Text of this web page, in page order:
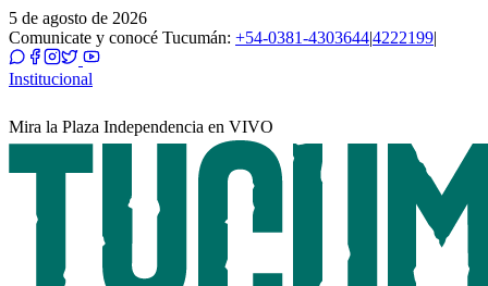
5 de agosto de 2026
Comunicate y conocé Tucumán: +54-0381-4303644|4222199|
Institucional
Mira la Plaza Independencia en VIVO